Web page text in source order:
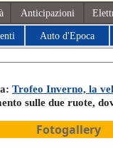
Anticipazioni
Auto d'Epoca
Trofeo Inverno, la
sulle due ruote,
Fotogallery